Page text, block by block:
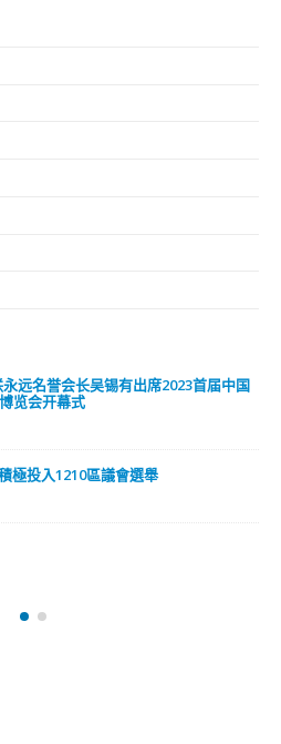
远名誉会长吴锡有出席2023首届中国
览会开幕式
極投入1210區議會選舉